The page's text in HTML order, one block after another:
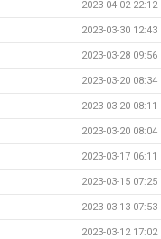
2023-04-02 22:12
2023-03-30 12:43
2023-03-28 09:56
2023-03-20 08:34
2023-03-20 08:11
2023-03-20 08:04
2023-03-17 06:11
2023-03-15 07:25
2023-03-13 07:53
2023-03-12 17:02